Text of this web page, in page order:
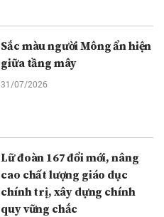
Sắc màu người Mông ẩn hiện
giữa tầng mây
31/07/2026
Lữ đoàn 167 đổi mới, nâng
cao chất lượng giáo dục
chính trị, xây dựng chính
quy vững chắc